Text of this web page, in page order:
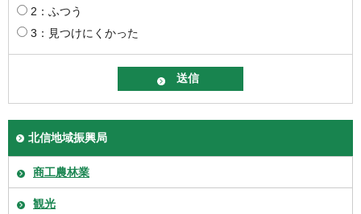
2：ふつう
3：見つけにくかった
北信地域振興局
商工農林業
観光